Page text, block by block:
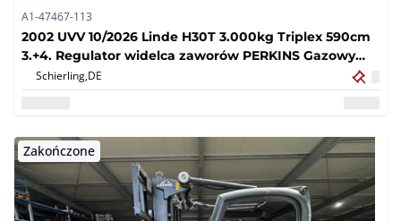
A1-47467-113
2002 UVV 10/2026 Linde H30T 3.000kg Triplex 590cm
3.+4. Regulator widelca zaworów PERKINS Gazowy
wózek wid?y 15.752 godzin
Schierling,DE
Zakończone